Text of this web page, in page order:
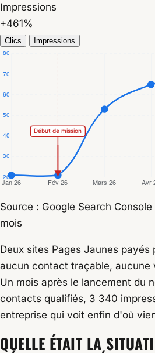
Impressions
+461%
Clics Impressions
Source : Google Search
mois
Deux sites Pages Jaunes payés
aucun contact traçable, aucune
Un mois après le lancement du
contacts qualifiés, 3 340
entreprise qui voit enfin d'où
QUELLE ÉTAIT LA